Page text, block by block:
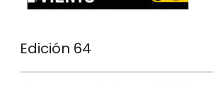
Edición 64